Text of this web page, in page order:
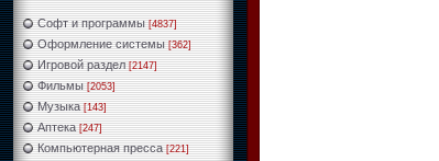
Софт и программы [4837]
Оформление системы [362]
Игровой раздел [2147]
Фильмы [2053]
Музыка [143]
Аптека [247]
Компьютерная пресса [221]